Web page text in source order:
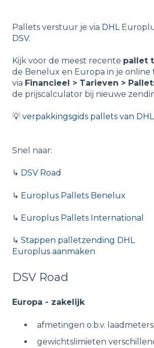
Pallets verstuur je via DHL
DSV.
Kijk voor de meest recente pallet
de Benelux en Europa in je online
via Financieel > Tarieven >
de prijscalculator bij nieuwe
💡 verpakkingsgids pallets van DHL
Snel naar:
↳ DSV Road
↳ Europlus Pallets Benelux
↳ Europlus Pallets International
↳ Stappen palletzending DHL
Europlus aanmaken
DSV Road
Europa - zakelijk
afmetingen o.b.v.
gewichtslimieten